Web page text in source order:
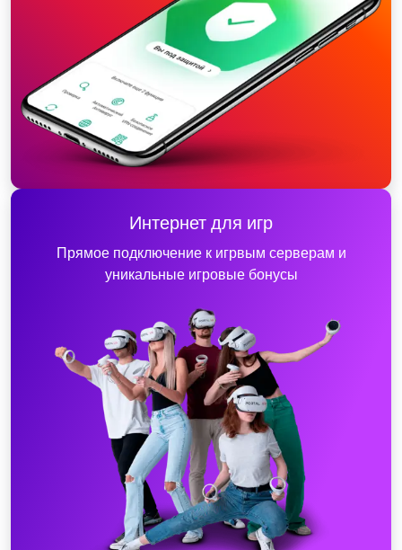
Интернет для игр
Прямое подключение к игрвым серверам и
уникальные игровые бонусы